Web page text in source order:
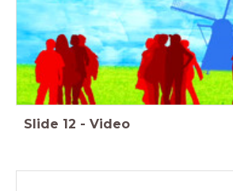
Slide 12 - Video